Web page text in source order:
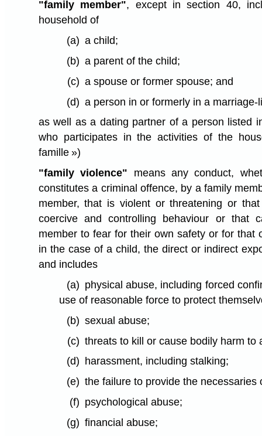
"family member", except in section 40,
household of
(a) a child;
(b) a parent of the child;
(c) a spouse or former spouse; and
(d) a person in or formerly in a marriage-
as well as a dating partner of a person listed
who participates in the activities of the
famille »)
"family violence" means any conduct,
constitutes a criminal offence, by a family
member, that is violent or threatening or
coercive and controlling behaviour or that
member to fear for their own safety or for
in the case of a child, the direct or indirect
and includes
(a) physical abuse, including forced
use of reasonable force to protect
(b) sexual abuse;
(c) threats to kill or cause bodily harm to
(d) harassment, including stalking;
(e) the failure to provide the necessaries
(f) psychological abuse;
(g) financial abuse;